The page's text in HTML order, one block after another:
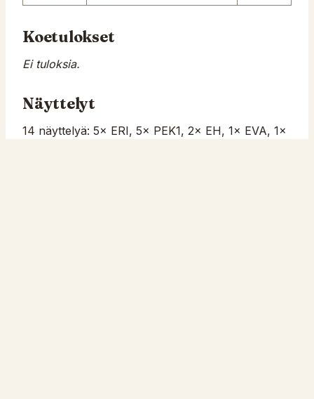
Koetulokset
Ei tuloksia.
Näyttelyt
14 näyttelyä: 5× ERI, 5× PEK1, 2× EH, 1× EVA, 1×